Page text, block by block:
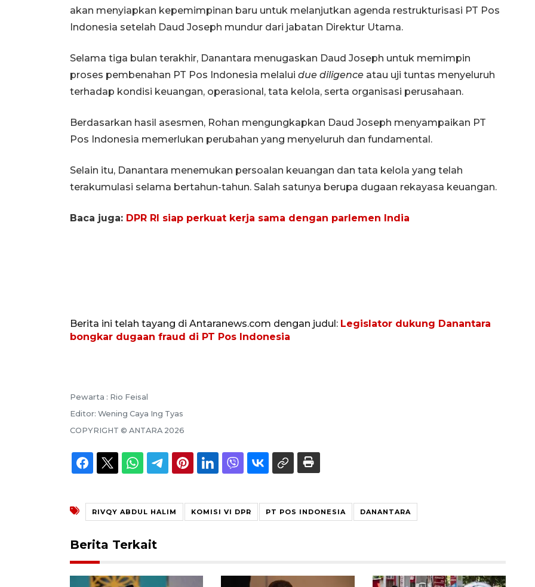
akan menyiapkan kepemimpinan baru untuk melanjutkan agenda restrukturisasi PT Pos
Indonesia setelah Daud Joseph mundur dari jabatan Direktur Utama.
Selama tiga bulan terakhir, Danantara menugaskan Daud Joseph untuk memimpin
proses pembenahan PT Pos Indonesia melalui due diligence atau uji tuntas menyeluruh
terhadap kondisi keuangan, operasional, tata kelola, serta organisasi perusahaan.
Berdasarkan hasil asesmen, Rohan mengungkapkan Daud Joseph menyampaikan PT
Pos Indonesia memerlukan perubahan yang menyeluruh dan fundamental.
Selain itu, Danantara menemukan persoalan keuangan dan tata kelola yang telah
terakumulasi selama bertahun-tahun. Salah satunya berupa dugaan rekayasa keuangan.
Baca juga: DPR RI siap perkuat kerja sama dengan parlemen India
Berita ini telah tayang di Antaranews.com dengan judul: Legislator dukung Danantara
bongkar dugaan fraud di PT Pos Indonesia
Pewarta : Rio Feisal
Editor: Wening Caya Ing Tyas
COPYRIGHT © ANTARA 2026
RIVQY ABDUL HALIM KOMISI VI DPR PT POS INDONESIA DANANTARA
Berita Terkait